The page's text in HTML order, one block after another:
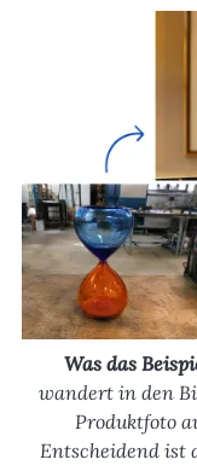
Was das
wandert in den
Produktfoto
Entscheidend ist